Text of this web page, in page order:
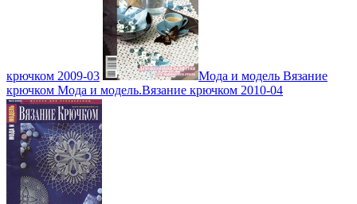
крючком 2009-03
Мода и модель Вязание
крючком Мода и модель.Вязание крючком 2010-04